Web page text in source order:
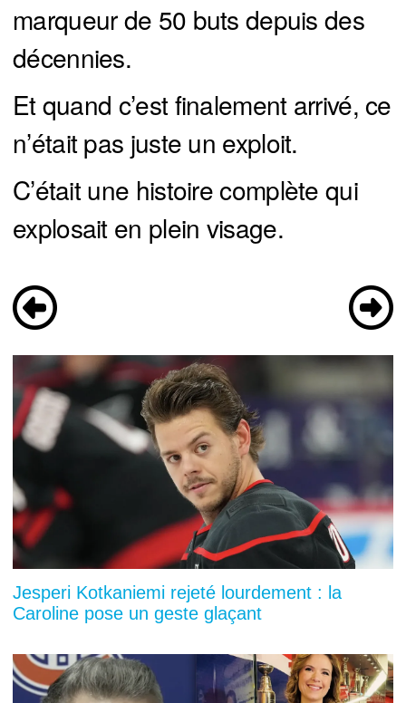
marqueur de 50 buts depuis des
décennies.
Et quand c’est finalement arrivé, ce
n’était pas juste un exploit.
C’était une histoire complète qui
explosait en plein visage.
Jesperi Kotkaniemi rejeté lourdement : la
Caroline pose un geste glaçant